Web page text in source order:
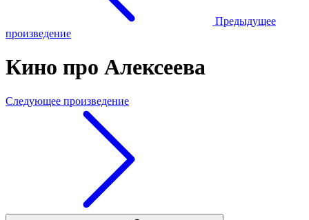
Предыдущее
произведение
Кино про Алексеева
Следующее произведение